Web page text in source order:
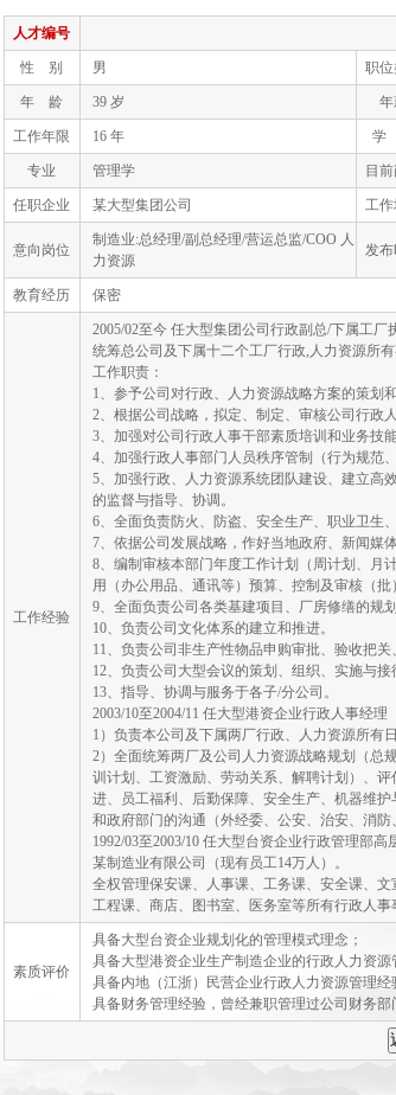
人才编号
性 别 男 职位
年 龄 39 岁
工作年限 16 年 学
专业 管理学 目
任职企业 某大型集团公司 工作
意向岗位
制造业:总经理/副总经理/营运总监/COO 人
力资源
发布
教育经历 保密
工作经验
2005/02至今 任大型集团公司行政副总/下属工厂
统筹总公司及下属十二个工厂行政,人力资源所
工作职责：
1、参予公司对行政、人力资源战略方案的策划
2、根据公司战略，拟定、制定、审核公司行政
3、加强对公司行政人事干部素质培训和业务技
4、加强行政人事部门人员秩序管制（行为规范
5、加强行政、人力资源系统团队建设、建立高
的监督与指导、协调。
6、全面负责防火、防盗、安全生产、职业卫生
7、依据公司发展战略，作好当地政府、新闻媒
8、编制审核本部门年度工作计划（周计划、月
用（办公用品、通讯等）预算、控制及审核（批
9、全面负责公司各类基建项目、厂房修缮的规
10、负责公司文化体系的建立和推进。
11、负责公司非生产性物品申购审批、验收把关
12、负责公司大型会议的策划、组织、实施与接
13、指导、协调与服务于各子/分公司。
2003/10至2004/11 任大型港资企业行政人事经理
1）负责本公司及下属两厂行政、人力资源所有
2）全面统筹两厂及公司人力资源战略规划（总
训计划、工资激励、劳动关系、解聘计划）、
进、员工福利、后勤保障、安全生产、机器维
和政府部门的沟通（外经委、公安、治安、消
1992/03至2003/10 任大型台资企业行政管理部高
某制造业有限公司（现有员工14万人）。
全权管理保安课、人事课、工务课、安全课、
工程课、商店、图书室、医务室等所有行政人事
素质评价
具备大型台资企业规划化的管理模式理念；
具备大型港资企业生产制造企业的行政人力资源
具备内地（江浙）民营企业行政人力资源管理
具备财务管理经验，曾经兼职管理过公司财务部